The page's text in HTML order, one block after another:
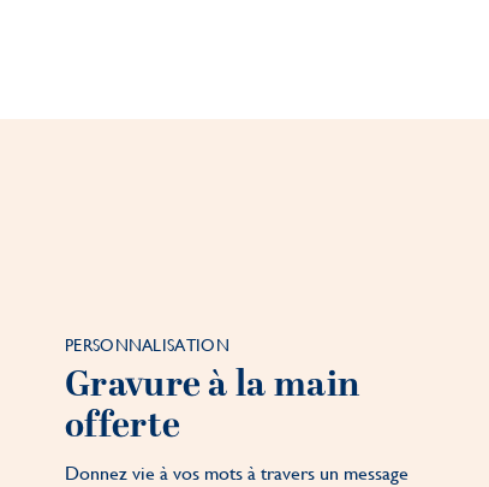
PERSONNALISATION
Gravure à la main
offerte
Donnez vie à vos mots à travers un message